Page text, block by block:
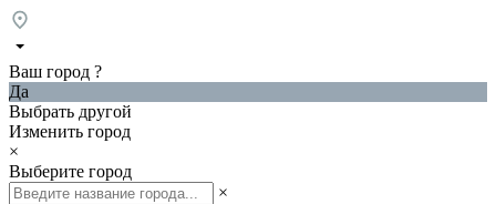
Ваш город ?
Да
Выбрать другой
Изменить город
×
Выберите город
×